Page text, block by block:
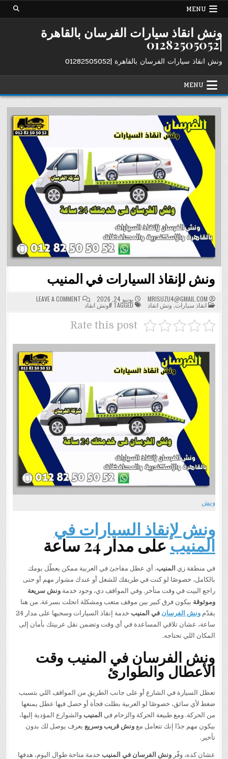
Skip
MENU
ونش انقاذ سيارات الفرسان بالقاهرة
|01282505052
ونش انقاذ سيارات الفرسان بالقاهرة |01282505052
MENU
ونش لإنقاذ السيارات في المنيب
MRISUZU4@GMAIL.COM يونيو 24, 2026 LEAVE A COMMENT
ON
ونش
لإنقاذ
POSTED
IN
انقاذ سيارات ونش انقاذ TAGGED #ونش انقاذ
Rate this post
ونش
ونش لإنقاذ السيارات في
المنيبعلى مدار 24 ساعة
في منطقة زي المنيب، أي عطل مفاجئ في العربية ممكن يعطّل يومك
بالكامل، خصوصًا لو كنت في طريقك للشغل أو عندك مشوار مهم أو حتى
راجع البيت في وقت متأخر. وفي المواقف دي، وجود خدمةونش سريعة
وموثوقة بيكون فرق كبير بين موقف متعب ومشكلة اتحلت بسرعة. من هنا
يقدّمونش الفرسان في المنيب
خدمة إنقاذ السيارات وسحبها على مدار 24
ساعة، عشان تلاقي المساعدة في أي وقت وتضمن نقل عربيتك بأمان إلى
المكان اللي تحتاجه.
ونش الفرسان في المنيب وقت
الأعطال والطوارئ
تعطل السيارة في الشارع أو على جانب الطريق من المواقف اللي بتسبب
ضغط لأي سائق، خصوصًا لو العربية بطلت فجأة أو حصل فيها عطل يمنعها
من الحركة. ومع طبيعة الحركة والزحام في المنيب والشوارع المؤدية إليها،
بيكون مهم جدًا إنك تتعامل معونش قريب وسريع يعرف يوصل لك بدون
تأخير.
عشان كده، وفّرونش الفرسان في المنيب خدمة متاحة طوال اليوم، هدفها